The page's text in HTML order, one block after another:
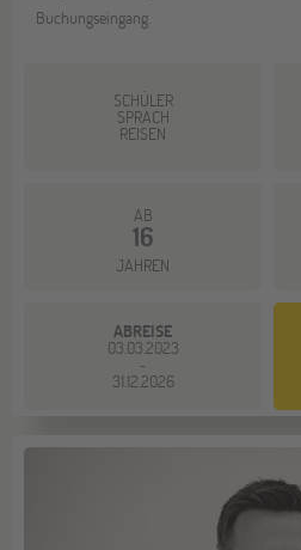
Buchungseingang.
SCHÜLER
SPRACH
REISEN
AB
16
JAHREN
ABREISE
03.03.2023
-
31.12.2026